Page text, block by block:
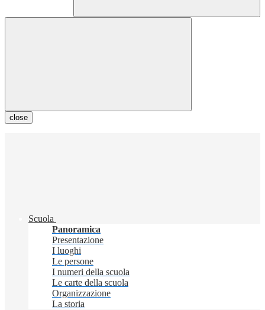
close
Scuola
Panoramica
Presentazione
I luoghi
Le persone
I numeri della scuola
Le carte della scuola
Organizzazione
La storia